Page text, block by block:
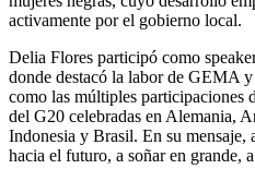
activamente por el gobierno local.
Delia Flores participó como
donde destacó la labor de GEMA
como las múltiples participaciones
del G20 celebradas en Alemania,
Indonesia y Brasil. En su mensaje,
hacia el futuro, a soñar en grande,